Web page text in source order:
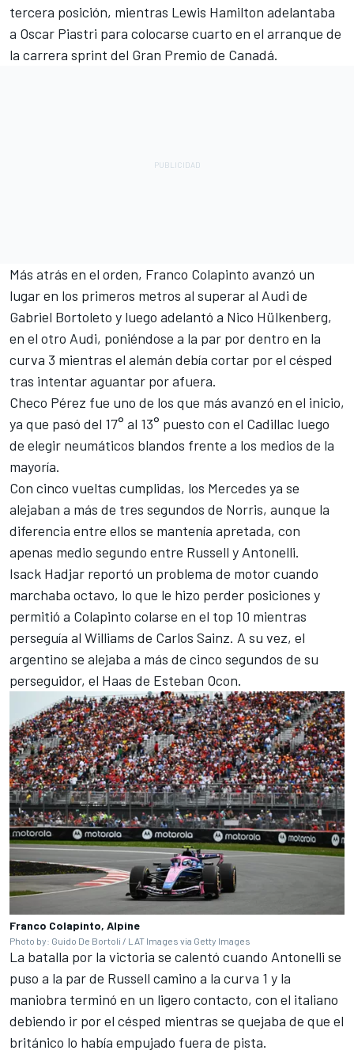
tercera posición, mientras Lewis Hamilton adelantaba
a Oscar Piastri para colocarse cuarto en el arranque de
la carrera sprint del Gran Premio de Canadá.
Más atrás en el orden, Franco Colapinto avanzó un
lugar en los primeros metros al superar al Audi de
Gabriel Bortoleto y luego adelantó a Nico Hülkenberg,
en el otro Audi, poniéndose a la par por dentro en la
curva 3 mientras el alemán debía cortar por el césped
tras intentar aguantar por afuera.
Checo Pérez fue uno de los que más avanzó en el inicio,
ya que pasó del 17° al 13° puesto con el Cadillac luego
de elegir neumáticos blandos frente a los medios de la
mayoría.
Con cinco vueltas cumplidas, los Mercedes ya se
alejaban a más de tres segundos de Norris, aunque la
diferencia entre ellos se mantenía apretada, con
apenas medio segundo entre Russell y Antonelli.
Isack Hadjar reportó un problema de motor cuando
marchaba octavo, lo que le hizo perder posiciones y
permitió a Colapinto colarse en el top 10 mientras
perseguía al Williams de Carlos Sainz. A su vez, el
argentino se alejaba a más de cinco segundos de su
perseguidor, el Haas de Esteban Ocon.
Franco Colapinto, Alpine
Photo by: Guido De Bortoli / LAT Images via Getty Images
La batalla por la victoria se calentó cuando Antonelli se
puso a la par de Russell camino a la curva 1 y la
maniobra terminó en un ligero contacto, con el italiano
debiendo ir por el césped mientras se quejaba de que el
británico lo había empujado fuera de pista.